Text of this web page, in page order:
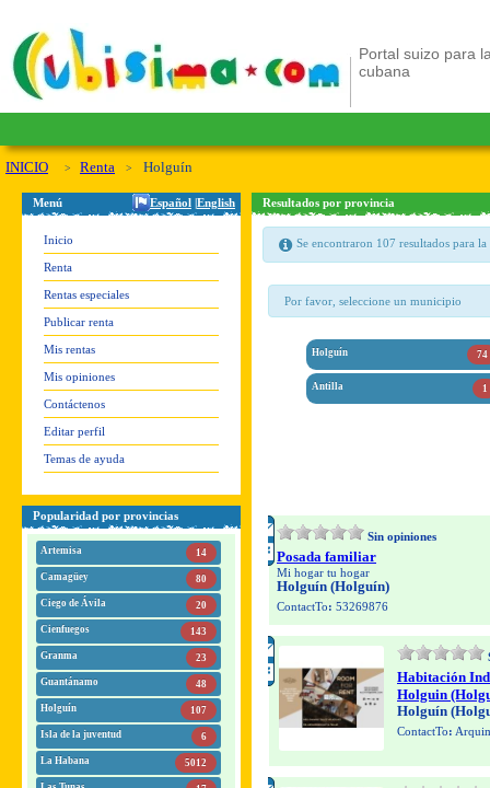
Portal suizo para
cubana
INICIO Renta Holguín
Menú Español |English
Inicio
Renta
Rentas especiales
Publicar renta
Mis rentas
Mis opiniones
Contáctenos
Editar perfil
Temas de ayuda
Popularidad por provincias
14
Artemisa
80
Camagüey
20
Ciego de Ávila
143
Cienfuegos
23
Granma
48
Guantánamo
107
Holguín
6
Isla de la juventud
5012
La Habana
Resultados por provincia
Se encontraron 107 resultados para
Por favor, seleccione un municipio
74
Holguín
1
Antilla
Sin opiniones
Posada familiar
Mi hogar tu hogar
Holguín (Holguín)
ContactTo: 53269876
Habitación
Holguin
Holguín
ContactTo: